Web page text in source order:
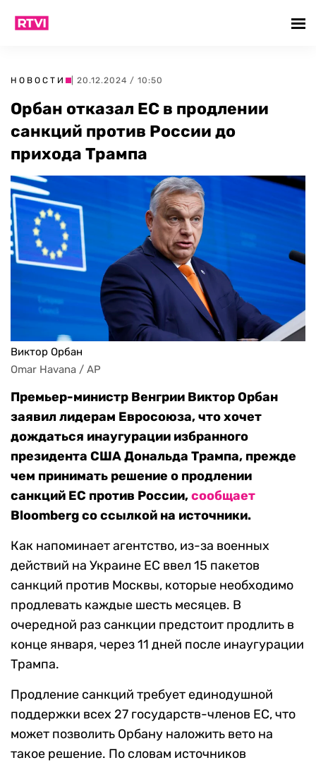
НОВОСТИ | 20.12.2024 / 10:50
Орбан отказал ЕС в продлении
санкций против России до
прихода Трампа
Виктор Орбан
Omar Havana / AP
Премьер-министр Венгрии Виктор Орбан
заявил лидерам Евросоюза, что хочет
дождаться инаугурации избранного
президента США Дональда Трампа, прежде
чем принимать решение о продлении
санкций ЕС против России,сообщает
Bloomberg со ссылкой на источники.
Как напоминает агентство, из-за военных
действий на Украине ЕС ввел 15 пакетов
санкций против Москвы, которые необходимо
продлевать каждые шесть месяцев. В
очередной раз санкции предстоит продлить в
конце января, через 11 дней после инаугурации
Трампа.
Продление санкций требует единодушной
поддержки всех 27 государств-членов ЕС, что
может позволить Орбану наложить вето на
такое решение. По словам источников